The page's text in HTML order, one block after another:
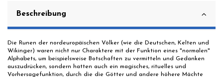
Beschreibung
Die Runen der nordeuropäischen Völker (wie die Deutschen, Kelten und
Wikinger) waren nicht nur Charaktere mit der Funktion eines "normalen"
Alphabets, um beispielsweise Botschaften zu vermitteln und Gedanken
auszudrücken, sondern hatten auch ein magisches, rituelles und
Vorhersagefunktion, durch die die Götter und andere höhere Mächte